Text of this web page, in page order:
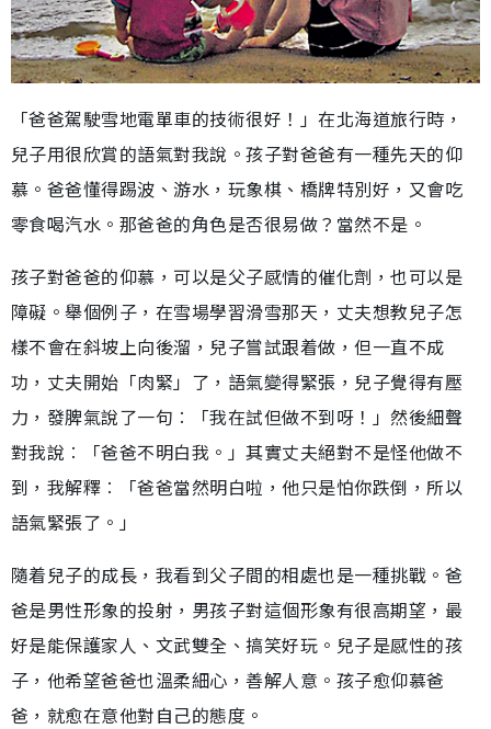
「爸爸駕駛雪地電單車的技術很好！」在北海道旅行時，
兒子用很欣賞的語氣對我說。孩子對爸爸有一種先天的仰
慕。爸爸懂得踢波、游水，玩象棋、橋牌特別好，又會吃
零食喝汽水。那爸爸的角色是否很易做？當然不是。
孩子對爸爸的仰慕，可以是父子感情的催化劑，也可以是
障礙。舉個例子，在雪場學習滑雪那天，丈夫想教兒子怎
樣不會在斜坡上向後溜，兒子嘗試跟着做，但一直不成
功，丈夫開始「肉緊」了，語氣變得緊張，兒子覺得有壓
力，發脾氣說了一句︰「我在試但做不到呀！」然後細聲
對我說︰「爸爸不明白我。」其實丈夫絕對不是怪他做不
到，我解釋︰「爸爸當然明白啦，他只是怕你跌倒，所以
語氣緊張了。」
隨着兒子的成長，我看到父子間的相處也是一種挑戰。爸
爸是男性形象的投射，男孩子對這個形象有很高期望，最
好是能保護家人、文武雙全、搞笑好玩。兒子是感性的孩
子，他希望爸爸也溫柔細心，善解人意。孩子愈仰慕爸
爸，就愈在意他對自己的態度。